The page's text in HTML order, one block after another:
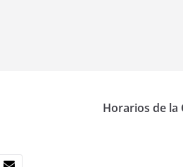
Horarios de la